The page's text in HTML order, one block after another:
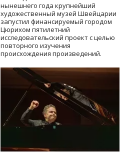
нынешнего года крупнейший
художественный музей Швейцарии
запустил финансируемый городом
Цюрихом пятилетний
исследовательский проект с целью
повторного изучения
происхождения произведений.